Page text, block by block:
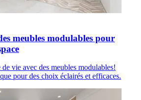
meubles modulables pour
vie avec des meubles modulables!
pour des choix éclairés et efficaces.